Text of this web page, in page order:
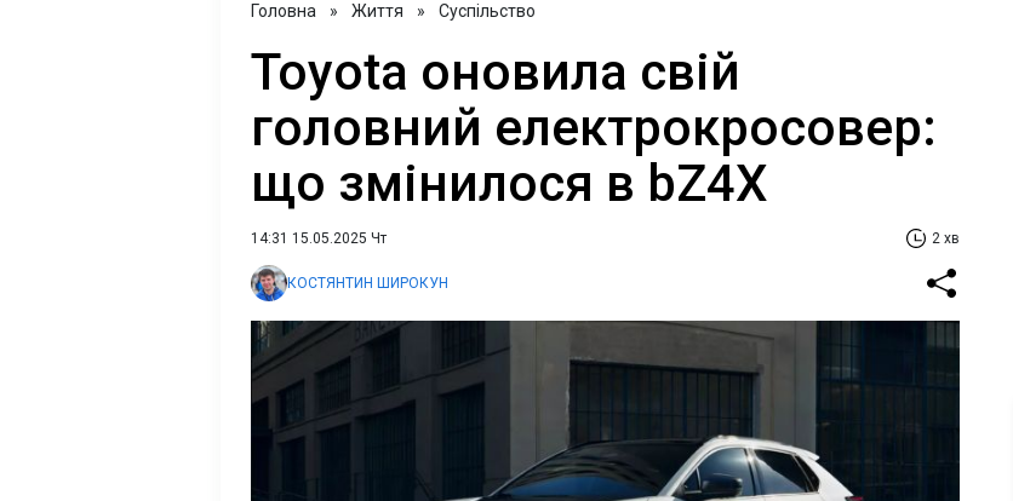
Головна » Життя » Суспільство
Toyota оновила свій
головний електрокросовер:
що змінилося в bZ4X
14:31 15.05.2025 Чт 2 хв
КОСТЯНТИН ШИРОКУН